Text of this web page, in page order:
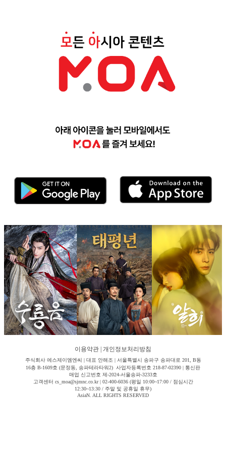
이용약관 개인정보처리방침
주식회사 에스제이엠엔씨 | 대표 안해조 | 서울특별시 송파구 송파대로 201, B동
16층 B-1609호 (문정동, 송파테라타워2) 사업자등록번호 218-87-02390 | 통신판
매업 신고번호 제-2024-서울송파-3233호
고객센터 cs_moa@sjmnc.co.kr | 02-400-6036 (평일 10:00~17:00 / 점심시간
12:30~13:30 / 주말 및 공휴일 휴무)
AsiaN. ALL RIGHTS RESERVED